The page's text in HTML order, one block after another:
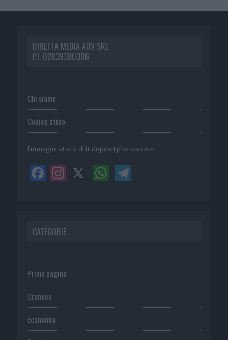
DIRETTA MEDIA ADV SRL
P.I. 02839380306
Chi siamo
Codice etico
Immagini stock di it.depositphotos.com
CATEGORIE
Prima pagina
Cronaca
Economia